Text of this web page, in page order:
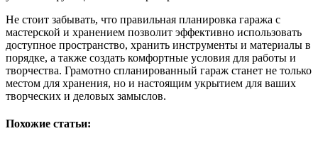
Не стоит забывать, что правильная планировка гаража с
мастерской и хранением позволит эффективно использовать
доступное пространство, хранить инструменты и материалы в
порядке, а также создать комфортные условия для работы и
творчества. Грамотно спланированный гараж станет не только
местом для хранения, но и настоящим укрытием для ваших
творческих и деловых замыслов.
Похожие статьи: